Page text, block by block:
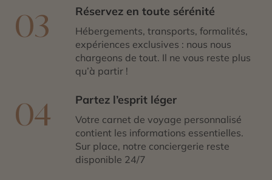
03 Réservez en toute sérénité
Hébergements, transports, formalités,
expériences exclusives : nous nous
chargeons de tout. Il ne vous reste plus
qu’à partir !
04 Partez l’esprit léger
Votre carnet de voyage personnalisé
contient les informations essentielles.
Sur place, notre conciergerie reste
disponible 24/7